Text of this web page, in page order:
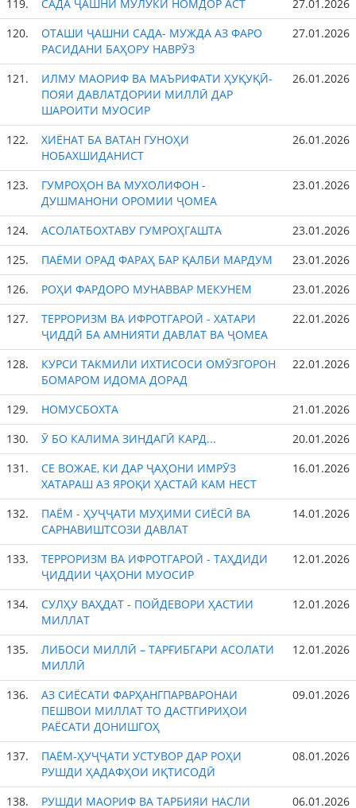
119. САДА ҶАШНИ МУЛУКИ НОМДОР АСТ
27.01.2026
120.
ОТАШИ ҶАШНИ САДА- МУЖДА АЗ ФАРО
РАСИДАНИ БАҲОРУ НАВРӮЗ
27.01.2026
121.
ИЛМУ МАОРИФ ВА МАЪРИФАТИ ҲУҚУҚӢ-
ПОЯИ ДАВЛАТДОРИИ МИЛЛӢ ДАР
ШАРОИТИ МУОСИР
26.01.2026
122.
ХИЁНАТ БА ВАТАН ГУНОҲИ
НОБАХШИДАНИСТ
26.01.2026
123.
ГУМРОҲОН ВА МУХОЛИФОН -
ДУШМАНОНИ ОРОМИИ ҶОМЕА
23.01.2026
124. АСОЛАТБОХТАВУ ГУМРОҲГАШТА
23.01.2026
125.
ПАЁМИ ОРАД ФАРАҲ БАР ҚАЛБИ МАРДУМ
23.01.2026
126.
РОҲИ ФАРДОРО МУНАВВАР МЕКУНЕМ
23.01.2026
127.
ТЕРРОРИЗМ ВА ИФРОТГАРОӢ - ХАТАРИ
ҶИДДӢ БА АМНИЯТИ ДАВЛАТ ВА ҶОМЕА
22.01.2026
128.
КУРСИ ТАКМИЛИ ИХТИСОСИ ОМӮЗГОРОН
БОМАРОМ ИДОМА ДОРАД
22.01.2026
129. НОМУСБОХТА
21.01.2026
130.
Ӯ БО КАЛИМА ЗИНДАГӢ КАРД...
20.01.2026
131.
СЕ ВОЖАЕ, КИ ДАР ҶАҲОНИ ИМРӮЗ
ХАТАРАШ АЗ ЯРОҚИ ҲАСТАӢ КАМ НЕСТ
16.01.2026
132.
ПАЁМ - ҲУҶҶАТИ МУҲИМИ СИЁСӢ ВА
САРНАВИШТСОЗИ ДАВЛАТ
14.01.2026
133.
ТЕРРОРИЗМ ВА ИФРОТГАРОӢ - ТАҲДИДИ
ҶИДДИИ ҶАҲОНИ МУОСИР
12.01.2026
134.
СУЛҲУ ВАҲДАТ - ПОЙДЕВОРИ ҲАСТИИ
МИЛЛАТ
12.01.2026
135.
ЛИБОСИ МИЛЛӢ – ТАРҒИБГАРИ АСОЛАТИ
МИЛЛӢ
12.01.2026
136.
АЗ СИЁСАТИ ФАРҲАНГПАРВАРОНАИ
ПЕШВОИ МИЛЛАТ ТО ДАСТГИРИҲОИ
РАЁСАТИ ДОНИШГОҲ
09.01.2026
137.
ПАЁМ-ҲУҶҶАТИ УСТУВОР ДАР РОҲИ
РУШДИ ҲАДАФҲОИ ИҚТИСОДӢ
08.01.2026
138.
РУШДИ МАОРИФ ВА ТАРБИЯИ НАСЛИ
06.01.2026